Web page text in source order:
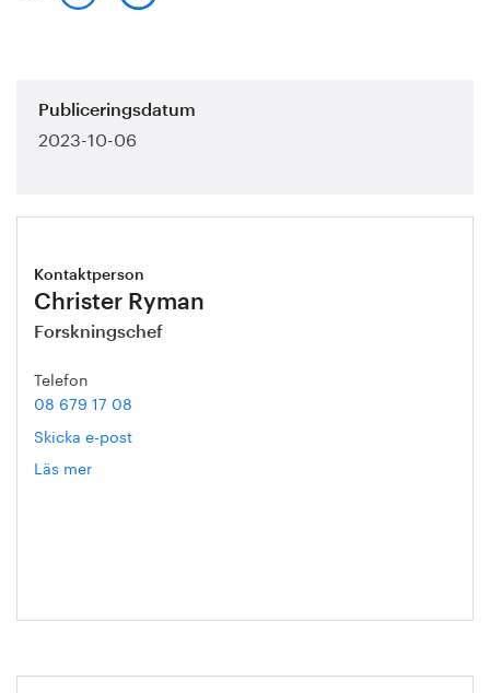
Publiceringsdatum
2023-10-06
Kontaktperson
Christer Ryman
Forskningschef
Telefon
08 679 17 08
Skicka e-post
Läs mer